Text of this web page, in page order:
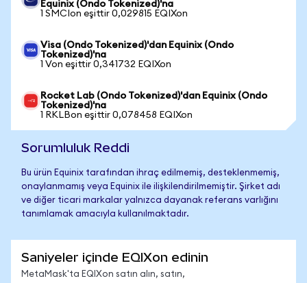
Equinix (Ondo Tokenized)'na
1 SMCIon eşittir 0,029815 EQIXon
Visa (Ondo Tokenized)'dan Equinix (Ondo
Tokenized)'na
1 Von eşittir 0,341732 EQIXon
Rocket Lab (Ondo Tokenized)'dan Equinix (Ondo
Tokenized)'na
1 RKLBon eşittir 0,078458 EQIXon
Sorumluluk Reddi
Bu ürün Equinix tarafından ihraç edilmemiş, desteklenmemiş,
onaylanmamış veya Equinix ile ilişkilendirilmemiştir. Şirket adı
ve diğer ticari markalar yalnızca dayanak referans varlığını
tanımlamak amacıyla kullanılmaktadır.
Saniyeler içinde EQIXon edinin
MetaMask'ta EQIXon satın alın, satın,